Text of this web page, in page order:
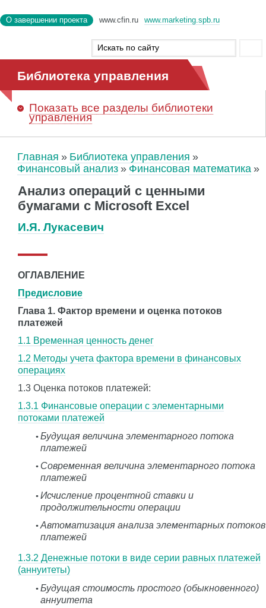
О завершении проекта www.cfin.ru www.marketing.spb.ru
Библиотека управления
Показать все разделы библиотеки
управления
Главная
Библиотека управления
Финансовый анализ
Финансовая математика
Анализ операций с ценными
бумагами с Microsoft Excel
И.Я. Лукасевич
ОГЛАВЛЕНИЕ
Предисловие
Глава 1. Фактор времени и оценка потоков
платежей
1.1 Временная ценность денег
1.2 Методы учета фактора времени в финансовых
операциях
1.3 Оценка потоков платежей:
1.3.1 Финансовые операции с элементарными
потоками платежей
Будущая величина элементарного потока
платежей
Современная величина элементарного потока
платежей
Исчисление процентной ставки и
продолжительности операции
Автоматизация анализа элементарных потоков
платежей
1.3.2 Денежные потоки в виде серии равных платежей
(аннуитеты)
Будущая стоимость простого (обыкновенного)
аннуитета